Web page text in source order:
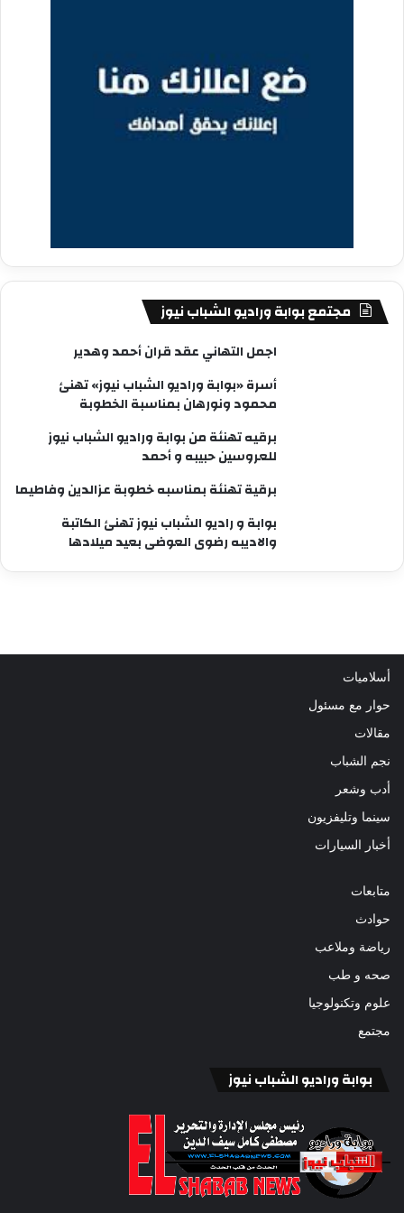
مجتمع بوابة وراديو الشباب نيوز
اجمل التهاني عقد قران أحمد وهدير
أسرة «بوابة وراديو الشباب نيوز» تهنئ
محمود ونورهان بمناسبة الخطوبة
برقيه تهنئة من بوابة وراديو الشباب نيوز
للعروسين حبيبه و أحمد
برقية تهنئة بمناسبه خطوبة عزالدين وفاطيما
بوابة و راديو الشباب نيوز تهنئ الكاتبة
والاديبه رضوى العوضى بعيد ميلادها
أسلاميات
حوار مع مسئول
مقالات
نجم الشباب
أدب وشعر
سينما وتليفزيون
أخبار السيارات
متابعات
حوادث
رياضة وملاعب
صحه و طب
علوم وتكنولوجيا
مجتمع
بوابة وراديو الشباب نيوز